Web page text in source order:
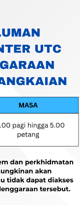
Pertandingan
Nizam Bin